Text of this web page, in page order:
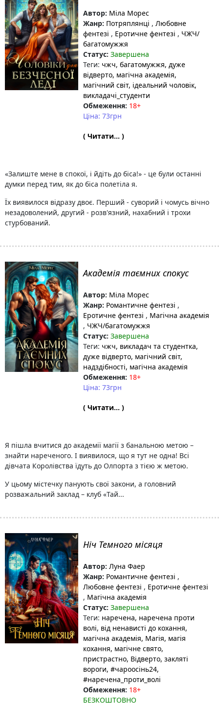
Автор: Міла Морес
Жанр: Потряплянці , Любовне
фентезі , Еротичне фентезі , ЧЖЧ/
багатомужжя
Статус: Завершена
Теги: чжч, багатомужжя, дуже
відверто, магічна академія,
магічний світ, ідеальний чоловік,
викладачі_студенти
Обмеження: 18+
Ціна: 73грн
( Читати... )
«Залиште мене в спокої, і йдіть до біса!» - це були останні
думки перед тим, як до біса полетіла я.
Їх виявилося відразу двоє. Перший - суворий і чомусь вічно
незадоволений, другий - розв'язний, нахабний і трохи
стурбований.
Академія таємних спокус
Автор: Міла Морес
Жанр: Романтичне фентезі ,
Еротичне фентезі , Магічна академія
, ЧЖЧ/багатомужжя
Статус: Завершена
Теги: чжч, викладач та студентка,
дуже відверто, магічний світ,
надздібності, магічна академія
Обмеження: 18+
Ціна: 73грн
( Читати... )
Я пішла вчитися до академії магії з банальною метою –
знайти нареченого. І виявилося, що я тут не одна! Всі
дівчата Королівства їдуть до Олпорта з тією ж метою.
У цьому містечку панують свої закони, а головний
розважальний заклад – клуб «Тай...
Ніч Темного місяця
Автор: Луна Фаер
Жанр: Романтичне фентезі ,
Любовне фентезі , Еротичне фентезі
, Магічна академія
Статус: Завершена
Теги: наречена, наречена проти
волі, від ненависті до кохання,
магічна академія, Магія, магія
кохання, магічне свято,
пристрастно, Відверто, закляті
вороги, #чароосінь24,
#наречена_проти_волі
Обмеження: 18+
БЕЗКОШТОВНО